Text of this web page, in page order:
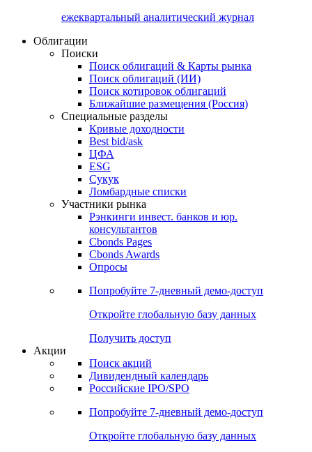
ежеквартальный аналитический журнал
Облигации
Поиски
Поиск облигаций & Карты рынка
Поиск облигаций (ИИ)
Поиск котировок облигаций
Ближайшие размещения (Россия)
Специальные разделы
Кривые доходности
Best bid/ask
ЦФА
ESG
Сукук
Ломбардные списки
Участники рынка
Рэнкинги инвест. банков и юр.
консультантов
Cbonds Pages
Cbonds Awards
Опросы
Попробуйте 7-дневный демо-доступ
Откройте глобальную базу данных
Получить доступ
Акции
Поиск акций
Дивидендный календарь
Российские IPO/SPO
Попробуйте 7-дневный демо-доступ
Откройте глобальную базу данных